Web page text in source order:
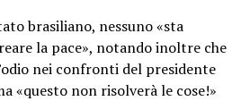
brasiliano, nessuno «sta
la pace», notando inoltre che
nei confronti del presidente
«questo non risolverà le cose!»